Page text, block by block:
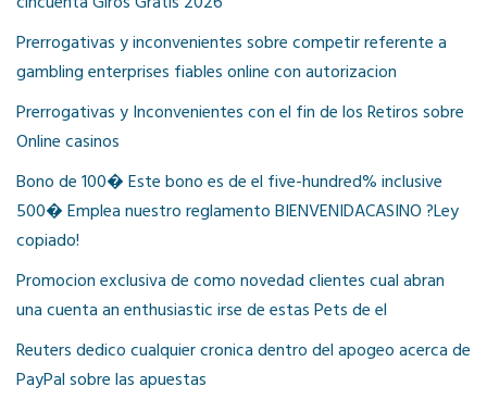
Prerrogativas y inconvenientes sobre competir referente a
gambling enterprises fiables online con autorizacion
Prerrogativas y Inconvenientes con el fin de los Retiros sobre
Online casinos
Bono de 100� Este bono es de el five-hundred% inclusive
500� Emplea nuestro reglamento BIENVENIDACASINO ?Ley
copiado!
Promocion exclusiva de como novedad clientes cual abran
una cuenta an enthusiastic irse de estas Pets de el
Reuters dedico cualquier cronica dentro del apogeo acerca de
PayPal sobre las apuestas